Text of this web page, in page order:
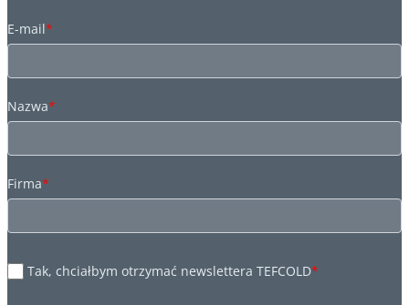
E-mail*
Nazwa*
Firma*
Tak, chciałbym otrzymać newslettera TEFCOLD*